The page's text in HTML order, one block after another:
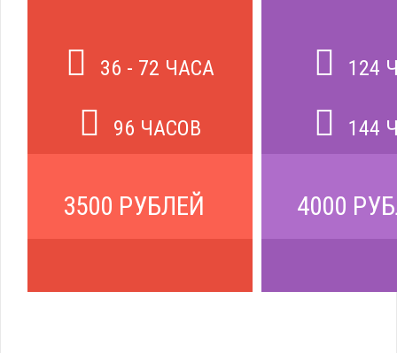
36 - 72 ЧАСА
96 ЧАСОВ
3500 РУБЛЕЙ
124
144
4000